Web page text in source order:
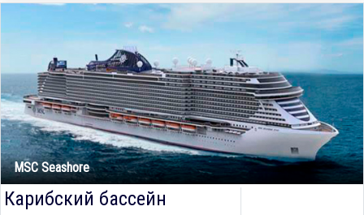
MSC Seashore
Карибский бассейн